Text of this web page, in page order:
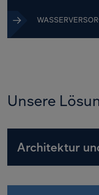
Unsere
Architektur